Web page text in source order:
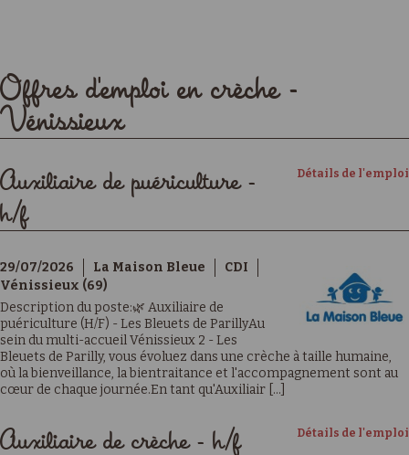
Offres d'emploi en crèche -
Vénissieux
Détails de l'emploi
Auxiliaire de puériculture -
h/f
29/07/2026 La Maison Bleue
CDI
Vénissieux (69)
Description du poste:🌿 Auxiliaire de
puériculture (H/F) - Les Bleuets de ParillyAu
sein du multi-accueil Vénissieux 2 - Les
Bleuets de Parilly, vous évoluez dans une crèche à taille humaine,
où la bienveillance, la bientraitance et l'accompagnement sont au
cœur de chaque journée.En tant qu'Auxiliair [...]
Détails de l'emploi
Auxiliaire de crèche - h/f